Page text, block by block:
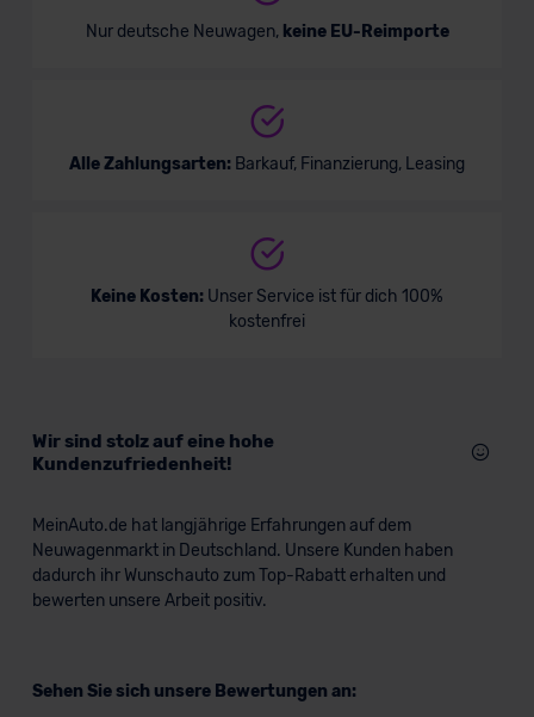
Nur deutsche Neuwagen, keine EU-Reimporte
Alle Zahlungsarten: Barkauf, Finanzierung, Leasing
Keine Kosten: Unser Service ist für dich 100%
kostenfrei
Wir sind stolz auf eine hohe
Kundenzufriedenheit!
MeinAuto.de hat langjährige Erfahrungen auf dem
Neuwagenmarkt in Deutschland. Unsere Kunden haben
dadurch ihr Wunschauto zum Top-Rabatt erhalten und
bewerten unsere Arbeit positiv.
Sehen Sie sich unsere Bewertungen an: